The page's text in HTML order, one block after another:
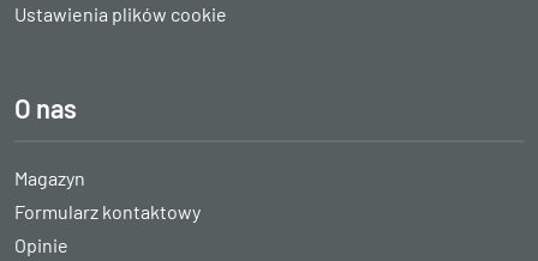
Ustawienia plików cookie
O nas
Magazyn
Formularz kontaktowy
Opinie